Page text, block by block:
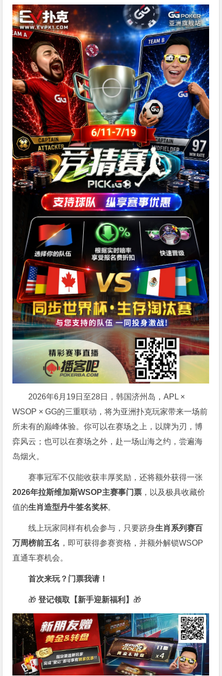
2026年6月19日至28日，韩国济州岛，APL ×
WSOP × GG的三重联动，将为亚洲扑克玩家带来一场前
所未有的巅峰体验。你可以在赛场之上，以牌为刃，博
弈风云；也可以在赛场之外，赴一场山海之约，尝遍海
岛烟火。
赛事冠军不仅能收获丰厚奖励，还将额外获得一张
2026年拉斯维加斯WSOP主赛事门票 ，以及极具收藏价
值的生肖造型丹牛签名奖杯。
线上玩家同样有机会参与，只要跻身生肖系列赛百
万周榜前五名 ，即可获得参赛资格，并额外解锁WSOP
直通车赛机会。
首次来玩？门票我请！
🎁 登记领取【新手迎新福利】 🎁